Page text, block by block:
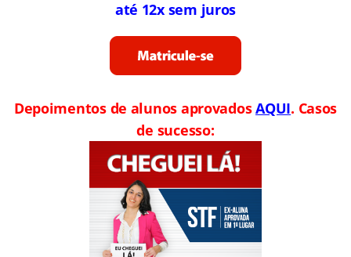
até 12x sem juros
Depoimentos de alunos aprovadosAQUI. Casos
de sucesso: